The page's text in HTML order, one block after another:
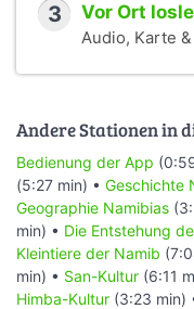
3 Vor Ort
Audio, Karte
Andere Stationen in
Bedienung der App
(5:27 min) • Geschichte
Geographie Namibias
min) • Die Entstehung
Kleintiere der Namib
min) • San-Kultur (6:11
Himba-Kultur (3:23 min)